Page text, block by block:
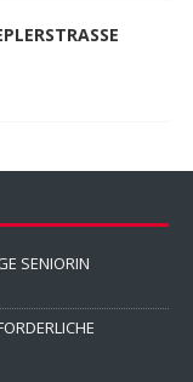
SENIORIN